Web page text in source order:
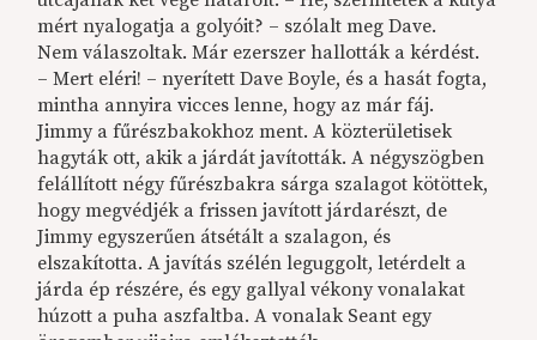
mért nyalogatja a golyóit? – szólalt meg Dave.
Nem válaszoltak. Már ezerszer hallották a kérdést.
– Mert eléri! – nyerített Dave Boyle, és a hasát fogta,
mintha annyira vicces lenne, hogy az már fáj.
Jimmy a fűrészbakokhoz ment. A közterületisek
hagyták ott, akik a járdát javították. A négyszögben
felállított négy fűrészbakra sárga szalagot kötöttek,
hogy megvédjék a frissen javított járdarészt, de
Jimmy egyszerűen átsétált a szalagon, és
elszakította. A javítás szélén leguggolt, letérdelt a
járda ép részére, és egy gallyal vékony vonalakat
húzott a puha aszfaltba. A vonalak Seant egy